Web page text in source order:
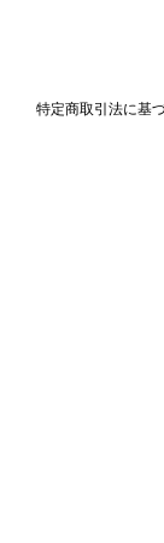
特定商取引法に基